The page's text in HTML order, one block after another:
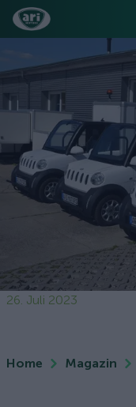
26. Juli 2023
Home Magazin